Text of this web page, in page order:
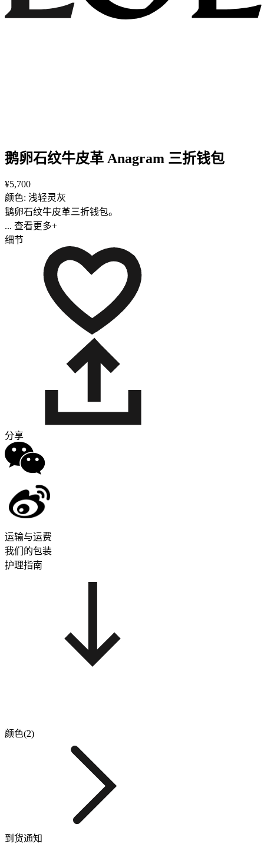
鹅卵石纹牛皮革 Anagram 三折钱包
¥5,700
颜色: 浅轻灵灰
鹅卵石纹牛皮革三折钱包。
... 查看更多+
细节
分享
运输与运费
我们的包装
护理指南
颜色(2)
到货通知